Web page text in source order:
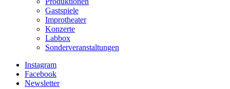
Gastspiele
Improtheater
Konzerte
Labbox
Sonderveranstaltungen
Instagram
Facebook
Newsletter